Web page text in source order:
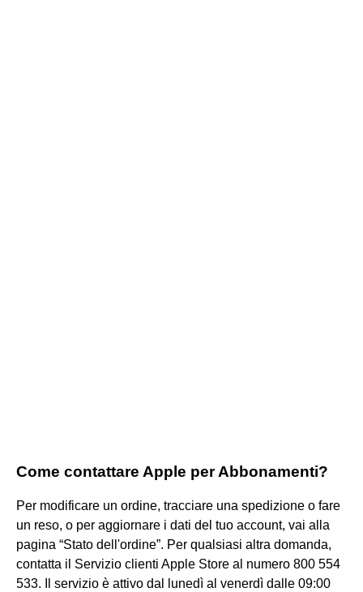
Come contattare Apple per Abbonamenti?
Per modificare un ordine, tracciare una spedizione o fare
un reso, o per aggiornare i dati del tuo account, vai alla
pagina “Stato dell'ordine”. Per qualsiasi altra domanda,
contatta il Servizio clienti Apple Store al numero 800 554
533. Il servizio è attivo dal lunedì al venerdì dalle 09:00